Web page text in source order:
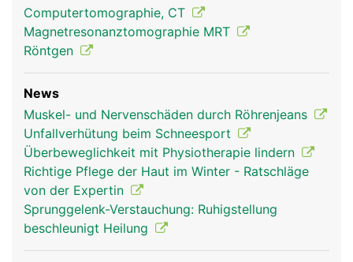
Computertomographie, CT
Magnetresonanztomographie MRT
Röntgen
News
Muskel- und Nervenschäden durch Röhrenjeans
Unfallverhütung beim Schneesport
Überbeweglichkeit mit Physiotherapie lindern
Richtige Pflege der Haut im Winter - Ratschläge
von der Expertin
Sprunggelenk-Verstauchung: Ruhigstellung
beschleunigt Heilung